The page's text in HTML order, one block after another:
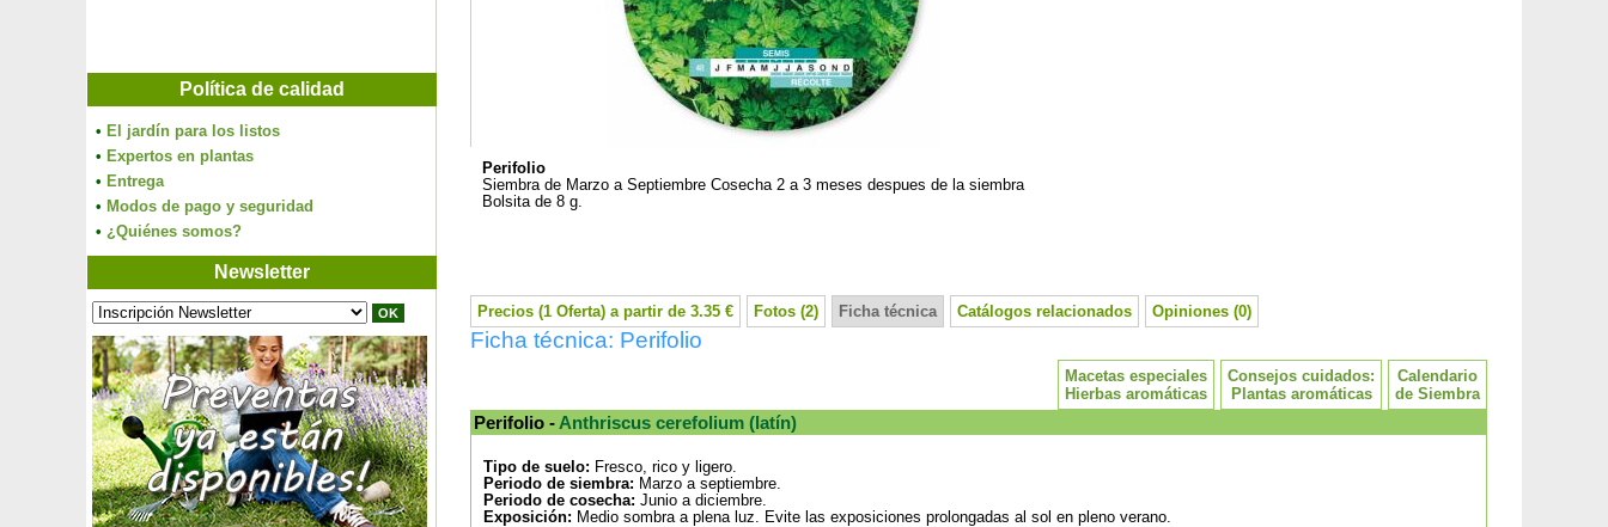
Política de calidad
• El jardín para los listos
• Expertos en plantas
• Entrega
• Modos de pago y seguridad
• ¿Quiénes somos?
Newsletter
Perifolio
Siembra de Marzo a Septiembre Cosecha 2 a 3 meses despues de la siembra
Bolsita de 8 g.
Precios (1 Oferta) a partir de 3.35 € Fotos (2) Ficha técnica Catálogos relacionados Opiniones (0)
Ficha técnica: Perifolio
Calendario
de Siembra
Consejos cuidados:
Plantas aromáticas
Macetas especiales
Hierbas aromáticas
Perifolio - Anthriscus cerefolium (latín)
Tipo de suelo: Fresco, rico y ligero.
Periodo de siembra: Marzo a septiembre.
Periodo de cosecha: Junio a diciembre.
Exposición: Medio sombra a plena luz. Evite las exposiciones prolongadas al sol en pleno verano.